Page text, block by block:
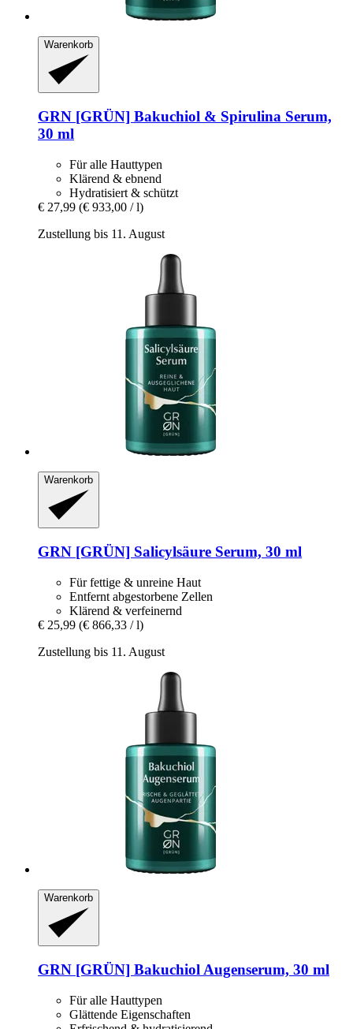
Warenkorb
GRN [GRÜN] Bakuchiol & Spirulina Serum,
30 ml
Für alle Hauttypen
Klärend & ebnend
Hydratisiert & schützt
€ 27,99 (€ 933,00 / l)
Zustellung bis 11. August
Warenkorb
GRN [GRÜN] Salicylsäure Serum, 30 ml
Für fettige & unreine Haut
Entfernt abgestorbene Zellen
Klärend & verfeinernd
€ 25,99 (€ 866,33 / l)
Zustellung bis 11. August
Warenkorb
GRN [GRÜN] Bakuchiol Augenserum, 30 ml
Für alle Hauttypen
Glättende Eigenschaften